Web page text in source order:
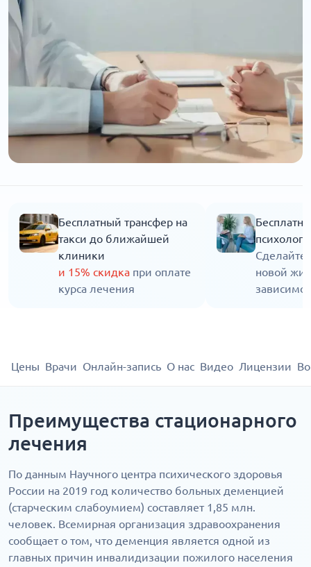
Бесплатный трансфер на
такси до ближайшей
клиники
и 15% скидка при оплате
курса лечения
психолога
Сделайте
новой
Цены Врачи Онлайн-запись О нас Видео Лицензии
Преимущества стационарного
лечения
По данным Научного центра психического здоровья
России на 2019 год количество больных деменцией
(старческим слабоумием) составляет 1,85 млн.
человек. Всемирная организация здравоохранения
сообщает о том, что деменция является одной из
главных причин инвалидизации пожилого населения